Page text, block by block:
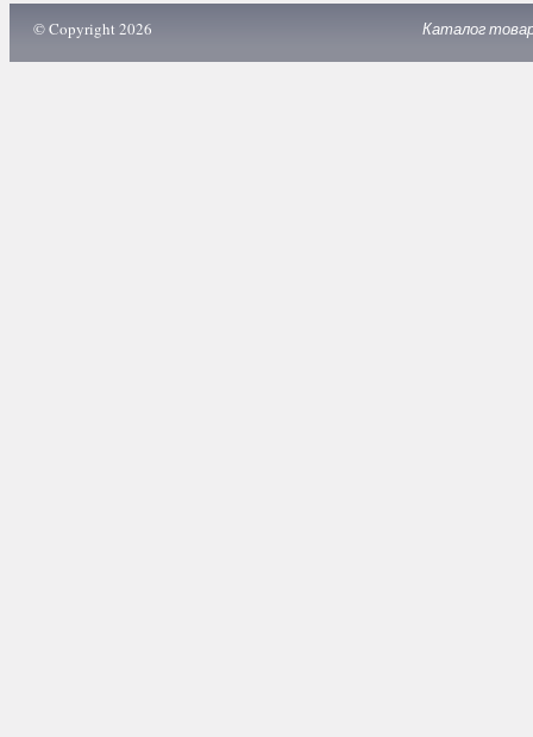
© Copyright 2026 Каталог